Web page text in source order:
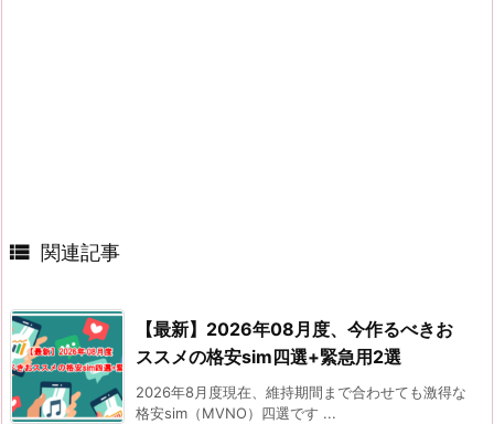
 関連記事
【最新】2026年08月度、今作るべきお
ススメの格安sim四選+緊急用2選
2026年8月度現在、維持期間まで合わせても激得な
格安sim（MVNO）四選です ...